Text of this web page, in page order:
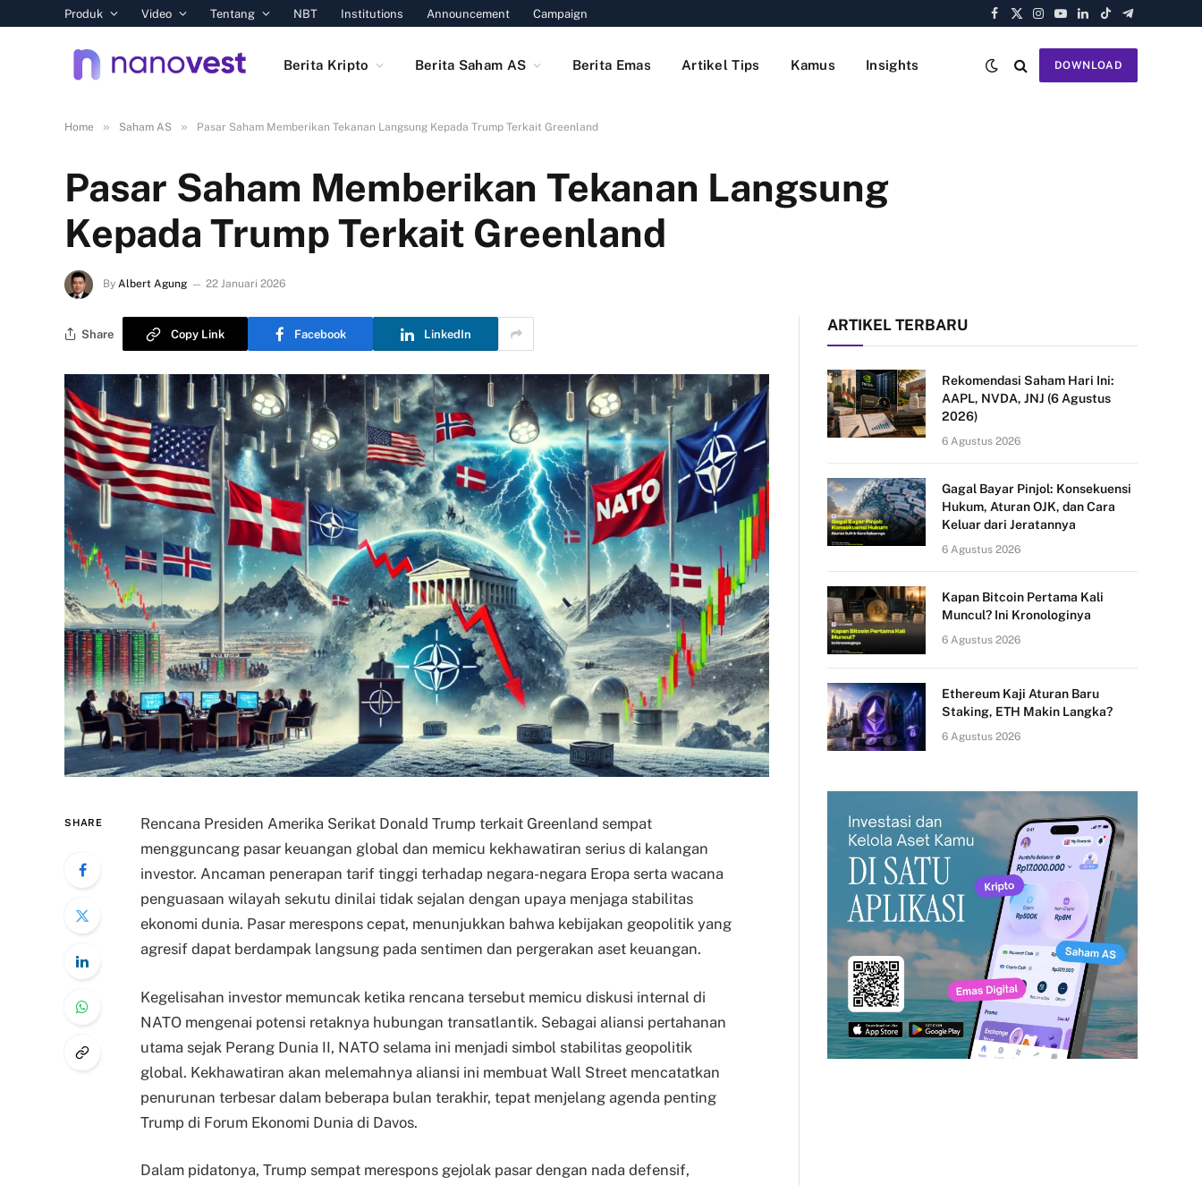
Produk Video Tentang NBT Institutions Announcement Campaign
Facebook
X
Instagram
YouTube
LinkedIn
TikTokTelegram
Berita Kripto Berita Saham AS Berita Emas Artikel Tips Kamus Insights DOWNLOAD
Home » Saham AS » Pasar Saham Memberikan Tekanan Langsung Kepada Trump Terkait Greenland
Pasar Saham Memberikan Tekanan Langsung
Kepada Trump Terkait Greenland
By Albert Agung 22 Januari 2026
Share Copy Link Facebook LinkedIn
SHARE
Rencana Presiden Amerika Serikat Donald Trump terkait Greenland sempat
mengguncang pasar keuangan global dan memicu kekhawatiran serius di kalangan
investor. Ancaman penerapan tarif tinggi terhadap negara-negara Eropa serta wacana
penguasaan wilayah sekutu dinilai tidak sejalan dengan upaya menjaga stabilitas
ekonomi dunia. Pasar merespons cepat, menunjukkan bahwa kebijakan geopolitik yang
agresif dapat berdampak langsung pada sentimen dan pergerakan aset keuangan.
Kegelisahan investor memuncak ketika rencana tersebut memicu diskusi internal di
NATO mengenai potensi retaknya hubungan transatlantik. Sebagai aliansi pertahanan
utama sejak Perang Dunia II, NATO selama ini menjadi simbol stabilitas geopolitik
global. Kekhawatiran akan melemahnya aliansi ini membuat Wall Street mencatatkan
penurunan terbesar dalam beberapa bulan terakhir, tepat menjelang agenda penting
Trump di Forum Ekonomi Dunia di Davos.
Dalam pidatonya, Trump sempat merespons gejolak pasar dengan nada defensif,
ARTIKEL TERBARU
Rekomendasi Saham Hari Ini:
AAPL, NVDA, JNJ (6 Agustus
2026)
6 Agustus 2026
Gagal Bayar Pinjol: Konsekuensi
Hukum, Aturan OJK, dan Cara
Keluar dari Jeratannya
6 Agustus 2026
Kapan Bitcoin Pertama Kali
Muncul? Ini Kronologinya
6 Agustus 2026
Ethereum Kaji Aturan Baru
Staking, ETH Makin Langka?
6 Agustus 2026